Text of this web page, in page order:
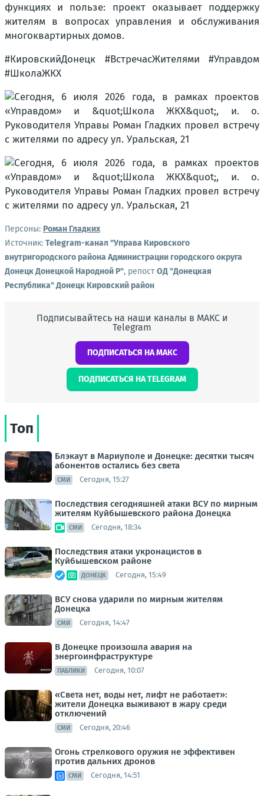
функциях и пользе: проект оказывает поддержку
жителям в вопросах управления и обслуживания
многоквартирных домов.
#КировскийДонецк #ВстречасЖителями #Управдом
#ШколаЖКХ
Персоны: Роман Гладких
Источник: Telegram-канал "Управа Кировского
внутригородского района Администрации городского округа
Донецк Донецкой Народной Р", репостОД "Донецкая
Республика" Донецк Кировский район
Подписывайтесь на наши каналы в МАКС и
Telegram
ПОДПИСАТЬСЯ НА МАКС
ПОДПИСАТЬСЯ НА TELEGRAM
Топ
Блэкаут в Мариуполе и Донецке: десятки тысяч
абонентов остались без света
СМИ Сегодня, 15:27
Последствия сегодняшней атаки ВСУ по мирным
жителям Куйбышевского района Донецка
СМИ Сегодня, 18:34
Последствия атаки укронацистов в
Куйбышевском районе
ДОНЕЦК Сегодня, 15:49
ВСУ снова ударили по мирным жителям
Донецка
СМИ Сегодня, 14:47
В Донецке произошла авария на
энергоинфраструктуре
ПАБЛИКИ Сегодня, 10:07
«Света нет, воды нет, лифт не работает»:
жители Донецка выживают в жару среди
отключений
СМИ Сегодня, 20:46
Огонь стрелкового оружия не эффективен
против дальних дронов
СМИ Сегодня, 14:51